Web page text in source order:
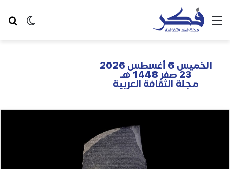
الخميس 6 أغسطس 2026
23 صفر 1448 هـ
مجلة الثقافة العربية